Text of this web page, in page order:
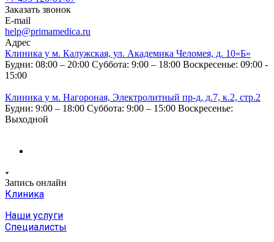
Заказать звонок
E-mail
help@primamedica.ru
Адрес
Клиника у м. Калужская, ул. Академика Челомея, д. 10«Б»
Будни: 08:00 – 20:00 Суббота: 9:00 – 18:00 Воскресенье: 09:00 -
15:00
Клиника у м. Нагороная, Электролитный пр-д, д.7, к.2, стр.2
Будни: 9:00 – 18:00 Суббота: 9:00 – 15:00 Воскресенье:
Выходной
Запись онлайн
Клиника
Наши услуги
Специалисты